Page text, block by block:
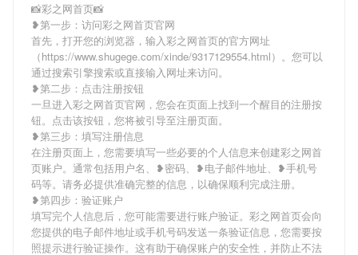
📸彩之网首页📸
❥第一步：访问彩之网首页官网
首先，打开您的浏览器，输入彩之网首页的官方网址
（https://www.shugege.com/xinde/9317129554.html）。您可以
通过搜索引擎搜索或直接输入网址来访问。
❥第二步：点击注册按钮
一旦进入彩之网首页官网，您会在页面上找到一个醒目的注册按
钮。点击该按钮，您将被引导至注册页面。
❥第三步：填写注册信息
在注册页面上，您需要填写一些必要的个人信息来创建彩之网首
页账户。通常包括用户名、❥密码、❥电子邮件地址、❥手机号
码等。请务必提供准确完整的信息，以确保顺利完成注册。
❥第四步：验证账户
填写完个人信息后，您可能需要进行账户验证。彩之网首页会向
您提供的电子邮件地址或手机号码发送一条验证信息，您需要按
照提示进行验证操作。这有助于确保账户的安全性，并防止不法